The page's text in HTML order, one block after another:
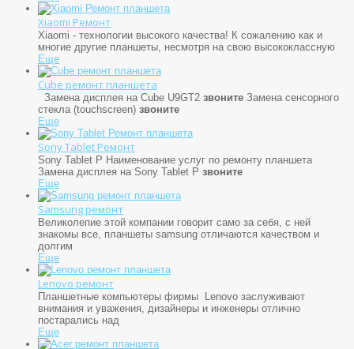
Xiaomi Ремонт
Xiaomi - технологии высокого качества! К сожалению как и
многие другие планшеты, несмотря на свою высококлассную
Еще
Cube ремонт планшета
Замена дисплея на Cube U9GT2 звоните Замена сенсорного
стекла (touchscreen) звоните
Еще
Sony Tablet Ремонт
Sony Tablet P Наименование услуг по ремонту планшета
Замена дисплея на Sony Tablet P звоните
Еще
Samsung ремонт
Великолепие этой компании говорит само за себя, с ней
знакомы все, планшеты samsung отличаются качеством и
долгим
Еще
Lenovo ремонт
Планшетные компьютеры фирмы Lenovo заслуживают
внимания и уважения, дизайнеры и инженеры отлично
постарались над
Еще